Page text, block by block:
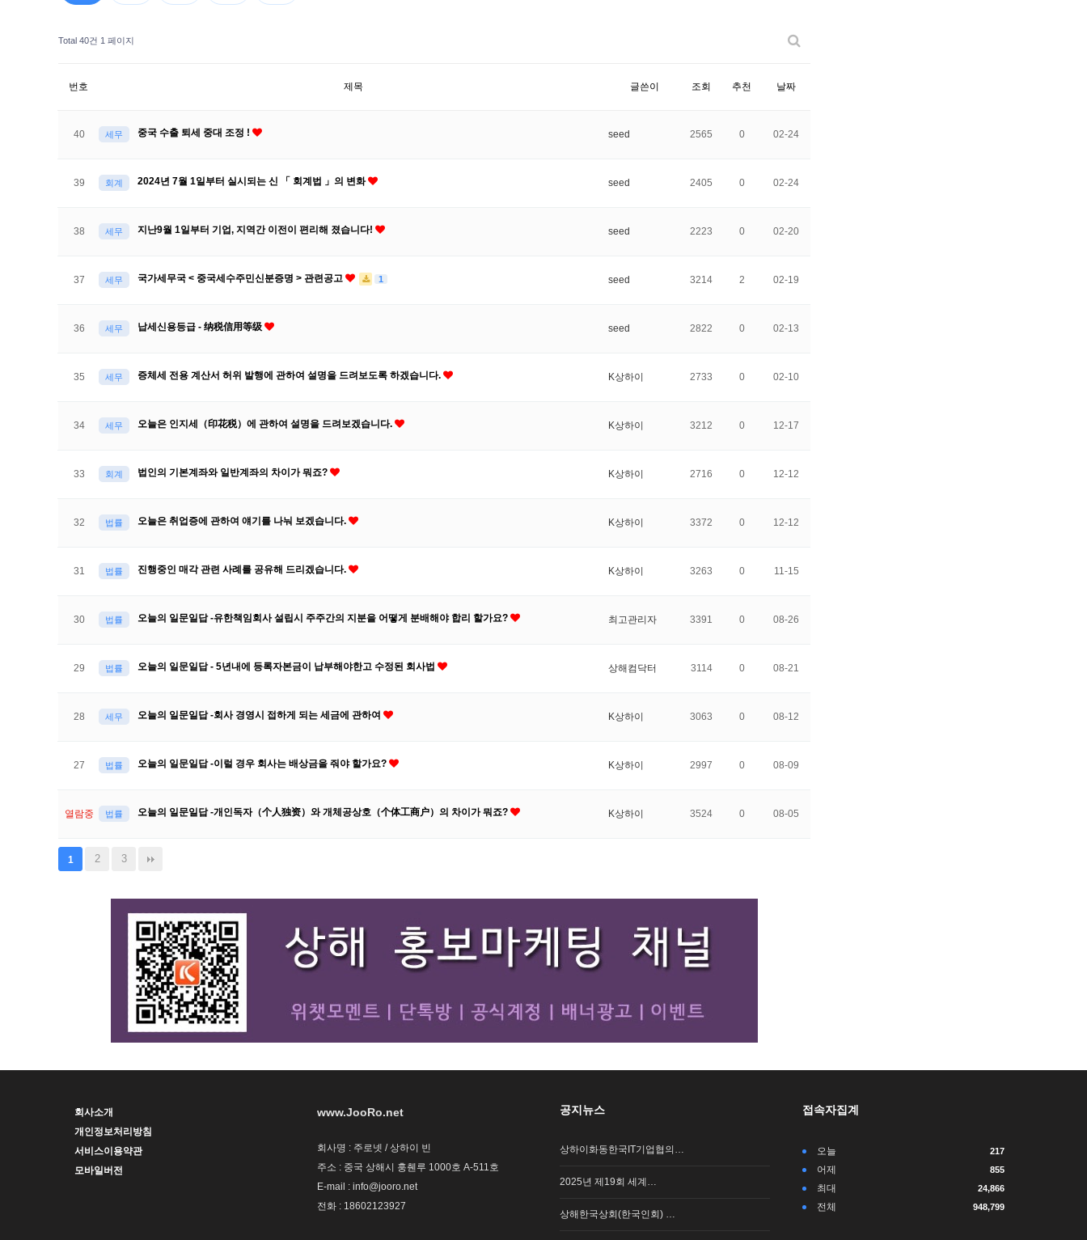
Total 40건 1 페이지
번호 제목 글쓴이 조회 추천 날짜
40 세무 중국 수출 퇴세 중대 조정 ! seed 2565 0 02-24
39 회계 2024년 7월 1일부터 실시되는 신 「 회계법 」의 변화 seed 2405 0 02-24
38 세무 지난9월 1일부터 기업, 지역간 이전이 편리해 졌습니다! seed 2223 0 02-20
37 세무 국가세무국 < 중국세수주민신분증명 > 관련공고 1 seed 3214 2 02-19
36 세무 납세신용등급 - 纳税信用等级 seed 2822 0 02-13
35 세무 증체세 전용 계산서 허위 발행에 관하여 설명을 드려보도록 하겠습니다. K상하이 2733 0 02-10
34 세무 오늘은 인지세（印花税）에 관하여 설명을 드려보겠습니다. K상하이 3212 0 12-17
33 회계 법인의 기본계좌와 일반계좌의 차이가 뭐죠? K상하이 2716 0 12-12
32 법률 오늘은 취업증에 관하여 얘기를 나눠 보겠습니다. K상하이 3372 0 12-12
31 법률 진행중인 매각 관련 사례를 공유해 드리겠습니다. K상하이 3263 0 11-15
30 법률 오늘의 일문일답 -유한책임회사 설립시 주주간의 지분을 어떻게 분배해야 합리 할가요? 최고관리자 3391 0 08-26
29 법률 오늘의 일문일답 - 5년내에 등록자본금이 납부해야한고 수정된 회사법 상해컴닥터 3114 0 08-21
28 세무 오늘의 일문일답 -회사 경영시 접하게 되는 세금에 관하여 K상하이 3063 0 08-12
27 법률 오늘의 일문일답 -이럴 경우 회사는 배상금을 줘야 할가요? K상하이 2997 0 08-09
열람중 법률 오늘의 일문일답 -개인독자（个人独资）와 개체공상호（个体工商户）의 차이가 뭐죠? K상하이 3524 0 08-05
1 2 3
회사소개
개인정보처리방침
서비스이용약관
모바일버전
www.JooRo.net
회사명 : 주로넷 / 상하이 빈
주소 : 중국 상해시 훙췐루 1000호 A-511호
E-mail : info@jooro.net
전화 : 18602123927
공지뉴스
상하이화동한국IT기업협의…
2025년 제19회 세계…
상해한국상회(한국인회) …
접속자집계
오늘 217
어제 855
최대 24,866
전체 948,799